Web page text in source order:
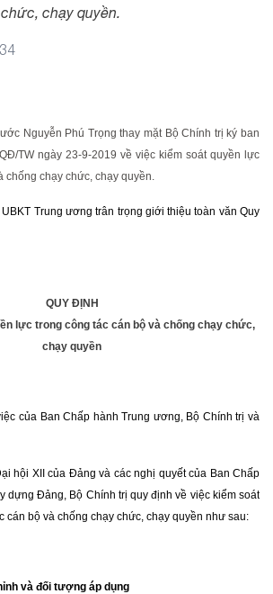
chạy quyền.
Nguyễn Phú Trọng thay mặt Bộ Chính trị ký ban
TW ngày 23-9-2019 về việc kiểm soát quyền lực
chống chạy chức, chạy quyền.
Trung ương trân trọng giới thiệu toàn văn Quy
QUY ĐỊNH
lực trong công tác cán bộ và chống chạy chức,
chạy quyền
của Ban Chấp hành Trung ương, Bộ Chính trị và
hội XII của Đảng và các nghị quyết của Ban Chấp
dựng Đảng, Bộ Chính trị quy định về việc kiểm soát
cán bộ và chống chạy chức, chạy quyền như sau:
và đối tượng áp dụng